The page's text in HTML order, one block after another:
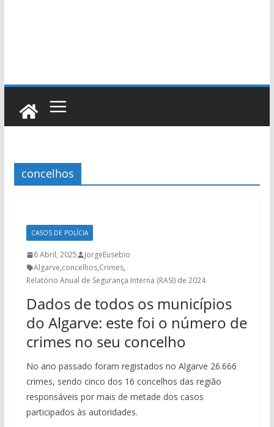
concelhos
CASOS DE POLÍCIA
6 Abril, 2025
JorgeEusebio
Algarve,concelhos,Crimes,
Relatório Anual de Segurança Interna (RASI) de 2024
Dados de todos os municípios
do Algarve: este foi o número de
crimes no seu concelho
No ano passado foram registados no Algarve 26.666
crimes, sendo cinco dos 16 concelhos das região
responsáveis por mais de metade dos casos
participados às autoridades.